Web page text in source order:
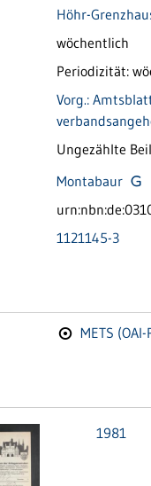
Höhr-
wöchentlich
Periodizität:
Vorg.:
Ungezählte
Montabaur
1121145-3
METS (OAI-
1981